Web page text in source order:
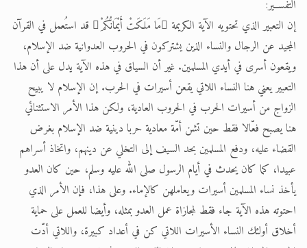
التفســير:
إن التعبير الذي تحتويه الآية الكريمة مَا مَلَكَتْ أَيْمَانُكُمْ قد استُعمل في القرآن
المجيد عن الرجال والنساء الذين يشتركون في الحروب العدوانية ضد الإسلام،
ويقعون أسرى في أيدي المسلمين. غير أن السياق في هذه الآية يدل على أن هذا
التعبير يعني هنا النساء اللاتي يقعن أسيرات في الحرب. إن الإسلام لا يبيح
الزواج من أسيرات الحرب في الحروب العادية، ولكن هذا الأمر الاستثنائي
هنا يصبح فعّالا فقط حين تشن أمّة معادية حربا دينية ضد الإسلام بغرض
القضاء عليه، ودفع المسلمين بحد السيف إلى التخلي عن دينهم، واتخاذ أسراهم
عبيدا، كما كان يحدث في أيام الرسول صلى الله عليه وسلم، حين كان العدو
يأخذ نساء المسلمين أسيرات ويعاملهن كالإماء. وعلى هذا، فإن الأمر الذي
احتوته هذه الآية جاء فقط لمجازاة عمل العدو بمثله، وأيضا للعمل على حماية
أخلاق أولئك النساء الأسيرات اللاتي كن في أعداد كبيرة، واللاتي أدّت